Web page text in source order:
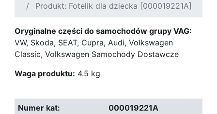
Produkt: Fotelik dla dziecka [000019221A]
Oryginalne części do samochodów grupy VAG:
VW, Skoda, SEAT, Cupra, Audi, Volkswagen
Classic, Volkswagen Samochody Dostawcze
Waga produktu: 4.5 kg
000019221A